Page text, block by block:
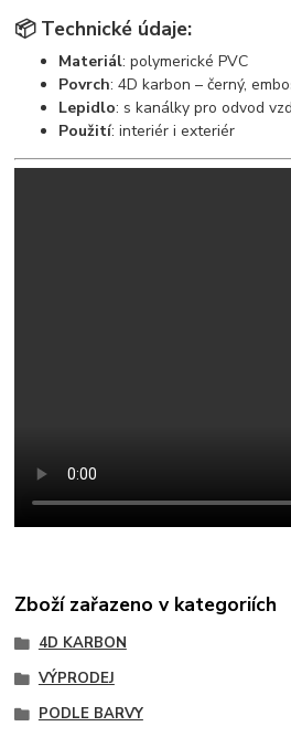
📦 Technické údaje:
Materiál: polymerické PVC
Povrch: 4D karbon – černý,
Lepidlo: s kanálky pro odvod
Použití: interiér i exteriér
Zboží zařazeno v kategoriích
4D KARBON
VÝPRODEJ
PODLE BARVY